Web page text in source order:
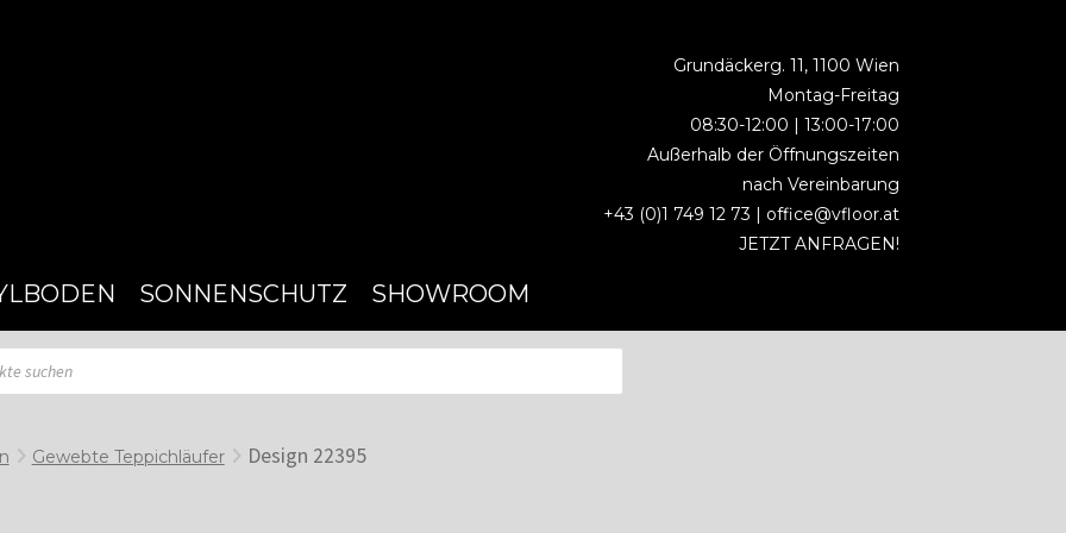
Grundäckerg. 11, 1100 Wien
Montag-Freitag
08:30-12:00 | 13:00-17:00
Außerhalb der Öffnungszeiten
nach Vereinbarung
+43 (0)1 749 12 73 | office@vfloor.at
JETZT ANFRAGEN!
SONNENSCHUTZ SHOWROOM
Gewebte Teppichläufer Design 22395